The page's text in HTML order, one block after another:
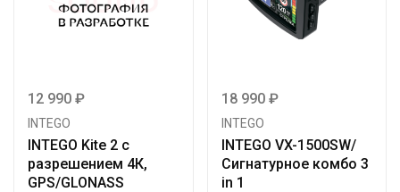
12 990 ₽
INTEGO
INTEGO Kite 2 с
разрешением 4К,
GPS/GLONASS
18 990 ₽
INTEGO
INTEGO VX-1500SW/
Сигнатурное комбо 3
in 1